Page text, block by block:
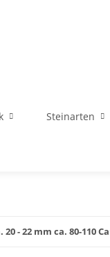
Steinarten
- 22 mm ca. 80-110